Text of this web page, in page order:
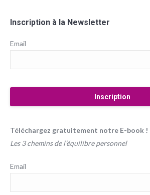
Inscription à la Newsletter
Email
Téléchargez gratuitement notre E-book !
Les 3 chemins de l’équilibre personnel
Email